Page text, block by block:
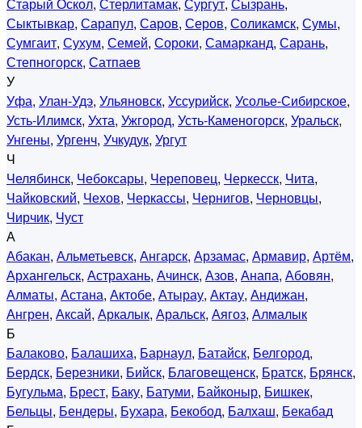
Сыктывкар, Сарапул, Саров, Серов, Соликамск, Сумы,
Сумгаит, Сухум, Семей, Сороки, Самарканд, Сарань,
Степногорск, Сатпаев
У
Уфа, Улан-Удэ, Ульяновск, Уссурийск, Усолье-Сибирское,
Усть-Илимск, Ухта, Ужгород, Усть-Каменогорск, Уральск,
Унгены, Ургенч, Учкудук, Ургут
Ч
Челябинск, Чебоксары, Череповец, Черкесск, Чита,
Чайковский, Чехов, Черкассы, Чернигов, Черновцы,
Чирчик, Чуст
А
Абакан, Альметьевск, Ангарск, Арзамас, Армавир, Артём,
Архангельск, Астрахань, Ачинск, Азов, Анапа, Абовян,
Алматы, Астана, Актобе, Атырау, Актау, Андижан,
Ангрен, Аксай, Аркалык, Аральск, Аягоз, Алмалык
Б
Балаково, Балашиха, Барнаул, Батайск, Белгород,
Бердск, Березники, Бийск, Благовещенск, Братск, Брянск,
Бугульма, Брест, Баку, Батуми, Байконыр, Бишкек,
Бельцы, Бендеры, Бухара, Бекобод, Балхаш, Бекабад